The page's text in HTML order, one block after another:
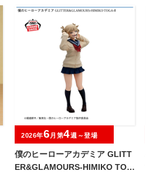
僕のヒーローアカデミア GLITT
ER&GLAMOURS-HIMIKO TOG
2026年6 月第4週～登場